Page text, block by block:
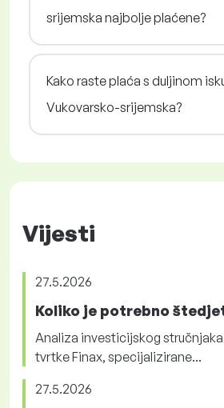
srijemska najbolje plaćene?
Kako raste plaća s duljinom
Vukovarsko-srijemska?
Vijesti
27.5.2026
Koliko je potrebno
Analiza investicijskog
tvrtke Finax, specijalizirane...
27.5.2026